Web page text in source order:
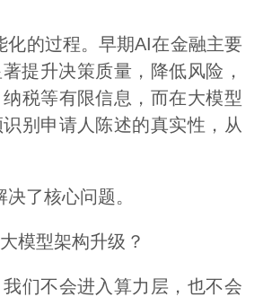
的过程。早期AI在金融主要
提升决策质量，降低风险，
税等有限信息，而在大模型
别申请人陈述的真实性，从
了核心问题。
模型架构升级？
们不会进入算力层，也不会